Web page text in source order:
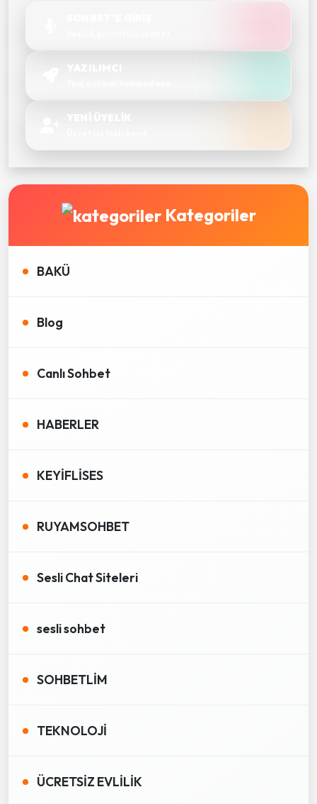
Kategoriler
BAKÜ
Blog
Canlı Sohbet
HABERLER
KEYİFLİSES
RUYAMSOHBET
Sesli Chat Siteleri
sesli sohbet
SOHBETLİM
TEKNOLOJİ
ÜCRETSİZ EVLİLİK